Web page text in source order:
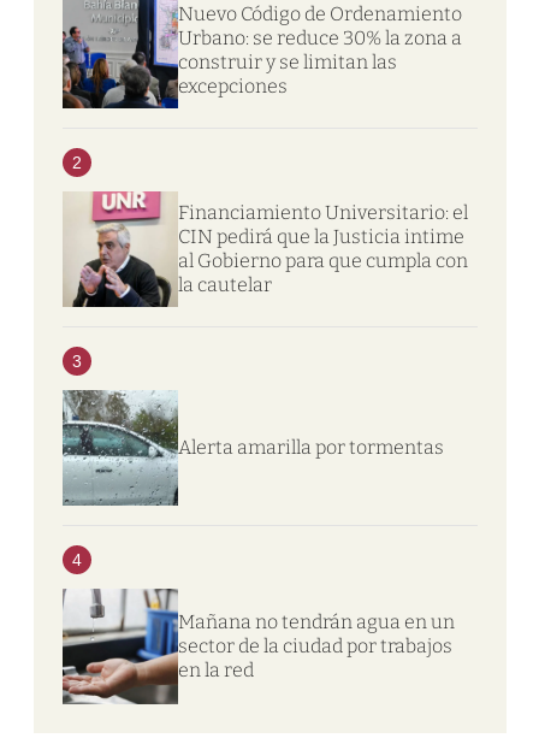
Nuevo Código de Ordenamiento
Urbano: se reduce 30% la zona a
construir y se limitan las
excepciones
2
Financiamiento Universitario: el
CIN pedirá que la Justicia intime
al Gobierno para que cumpla con
la cautelar
3
Alerta amarilla por tormentas
4
Mañana no tendrán agua en un
sector de la ciudad por trabajos
en la red